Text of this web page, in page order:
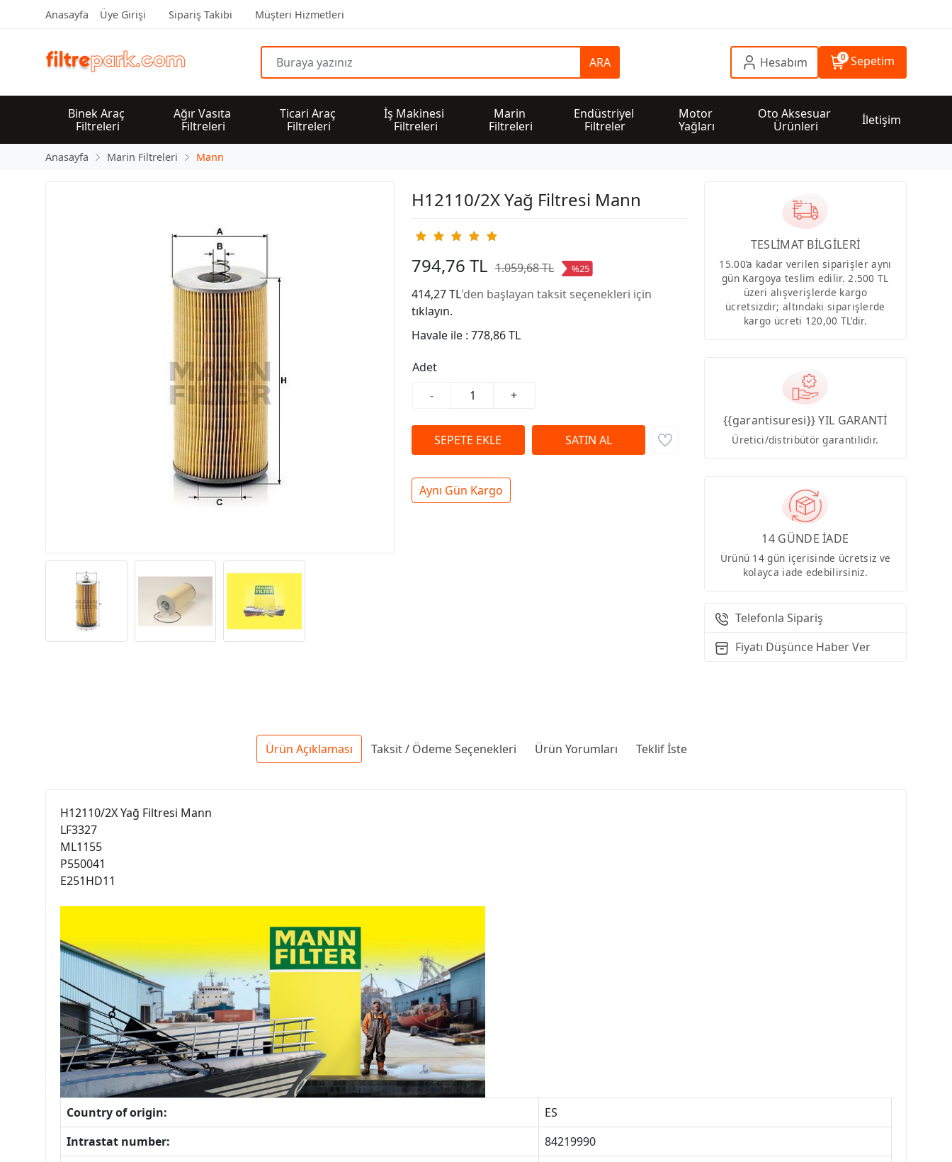
Anasayfa Üye Girişi Sipariş Takibi Müşteri Hizmetleri
ARA Hesabım 0 Sepetim
Binek Araç
Filtreleri
Ağır Vasıta
Filtreleri
Ticari Araç
Filtreleri
İş Makinesi
Filtreleri
Marin
Filtreleri
Endüstriyel
Filtreler
Motor
Yağları
Oto Aksesuar
Ürünleri
İletişim
Anasayfa Marin Filtreleri Mann
H12110/2X Yağ Filtresi Mann
794,76 TL 1.059,68 TL %25
414,27 TL'den başlayan taksit seçenekleri için
tıklayın.
Havale ile : 778,86 TL
Adet
-
+
Aynı Gün Kargo
TESLİMAT BİLGİLERİ
15.00’a kadar verilen siparişler aynı
gün Kargoya teslim edilir. 2.500 TL
üzeri alışverişlerde kargo
ücretsizdir; altındaki siparişlerde
kargo ücreti 120,00 TL’dir.
{{garantisuresi}} YIL GARANTİ
Üretici/distribütör garantilidir.
14 GÜNDE İADE
Ürünü 14 gün içerisinde ücretsiz ve
kolayca iade edebilirsiniz.
Telefonla Sipariş
Fiyatı Düşünce Haber Ver
Ürün Açıklaması Taksit / Ödeme Seçenekleri Ürün Yorumları Teklif İste
H12110/2X Yağ Filtresi Mann
LF3327
ML1155
P550041
E251HD11
Country of origin:
ES
Intrastat number:
84219990